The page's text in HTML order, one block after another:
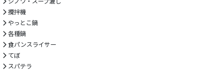
攪拌機
やっとこ鍋
各種鍋
食パンスライサー
てぼ
スパテラ